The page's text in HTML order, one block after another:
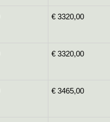
€ 3320,00
€ 3320,00
€ 3465,00